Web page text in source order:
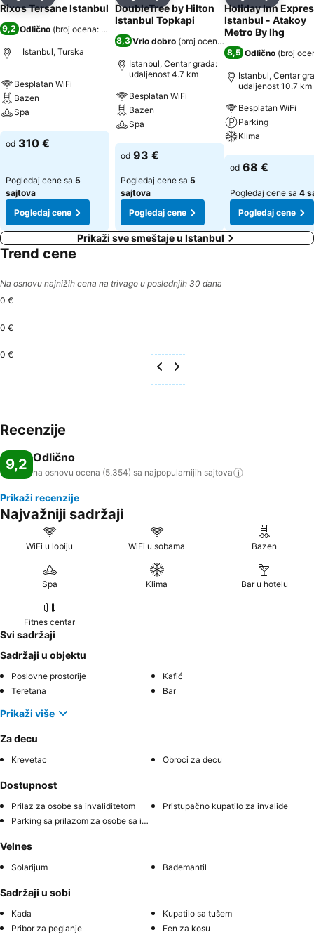
Rixos Tersane Istanbul
9,2 Odlično (broj ocena: 5.354
Istanbul, Turska
Besplatan WiFi
Bazen
Spa
Pogledaj cene
od 310 €
Pogledaj cene sa 5
sajtova
Pogledaj cene
DoubleTree by Hilton
Istanbul Topkapi
8,3Vrlo dobro (broj ocena: 10.167
Istanbul, Centar grada:
udaljenost 4.7 km
Besplatan WiFi
Bazen
Spa
Pogledaj cene
od 93 €
Pogledaj cene sa 5
sajtova
Pogledaj cene
Holiday Inn
Istanbul - Atakoy
Metro By Ihg
8,5 Odlično (broj
Istanbul, Centar
udaljenost 10.7 km
Besplatan WiFi
Parking
Klima
Pogledaj cene
od 68 €
Pogledaj cene sa 4
Pogledaj cene
Prikaži sve smeštaje u Istanbul
Trend cene
Na osnovu najnižih cena na trivago u poslednjih 30 dana
0 €
0 €
0 €
Recenzije
9,2 Odlično
na osnovu ocena (5.354) sa najpopularnijih sajtova
Prikaži recenzije
Najvažniji sadržaji
WiFi u lobiju WiFi u sobama Bazen
Spa Klima Bar u hotelu
Fitnes centar
Svi sadržaji
Sadržaji u objektu
Poslovne prostorije
Kafić
Teretana
Bar
Prikaži više
Za decu
Krevetac Obroci za decu
Dostupnost
Prilaz za osobe sa invaliditetom
Pristupačno kupatilo za invalide
Parking sa prilazom za osobe sa invaliditetom
Velnes
Solarijum Bademantil
Sadržaji u sobi
Kada
Kupatilo sa tušem
Pribor za peglanje
Fen za kosu